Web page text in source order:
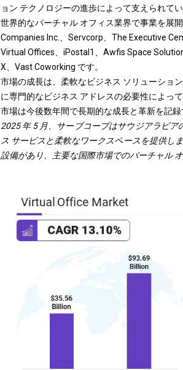
ョン テクノロジーの進歩によって支えられてい
世界的なバーチャル オフィス業界で事業を展
Companies Inc.、Servcorp、The Executive
Virtual Offices、iPostal1、Awfis Space
X、Vast Coworking です。
市場の成長は、柔軟なビジネス ソリューショ
に専門的なビジネス アドレスの必要性によっ
市場は今後数年間で長期的な成長と革新を記録
2025 年 5 月、サーブコープはサウジアラビ
ス サービスと柔軟なワークスペースを提供し
設備があり、主要な国際市場でのバーチャル